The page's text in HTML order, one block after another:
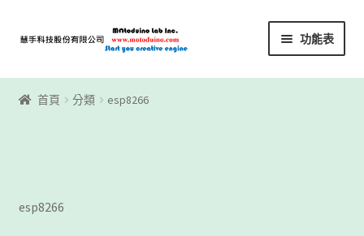
覽
容
功能表
首頁
Registration
首頁 分類 esp8266
esp8266